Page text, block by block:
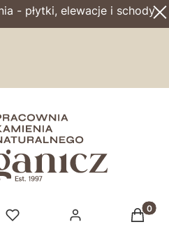
- płytki, elewacje i schody